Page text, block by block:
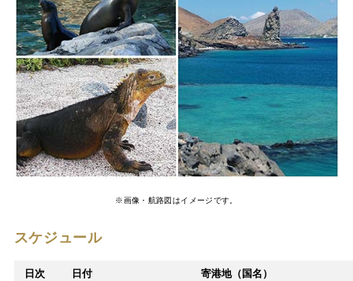
※画像・航路図はイメージです。
スケジュール
日次 日付 寄港地（国名）